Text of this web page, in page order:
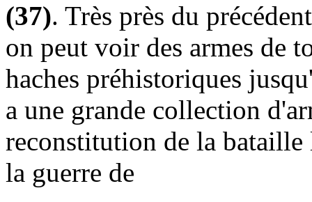
(37). Très près du
on peut voir des armes de
haches préhistoriques
a une grande collection
reconstitution de la
la guerre de